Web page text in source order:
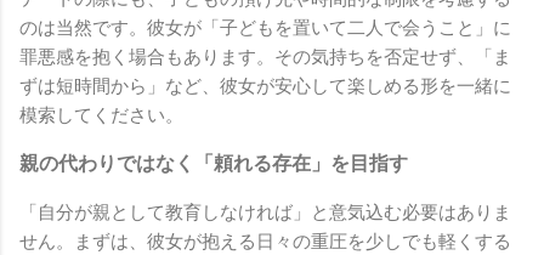
のは当然です。彼女が「子どもを置いて二人で会うこと」に
罪悪感を抱く場合もあります。その気持ちを否定せず、「ま
ずは短時間から」など、彼女が安心して楽しめる形を一緒に
模索してください。
親の代わりではなく「頼れる存在」を目指す
「自分が親として教育しなければ」と意気込む必要はありま
せん。まずは、彼女が抱える日々の重圧を少しでも軽くする